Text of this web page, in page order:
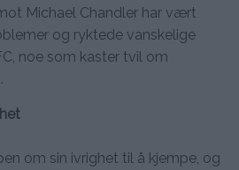
Michael Chandler har vært
og ryktede vanskelige
noe som kaster tvil om
om sin ivrighet til å kjempe, og